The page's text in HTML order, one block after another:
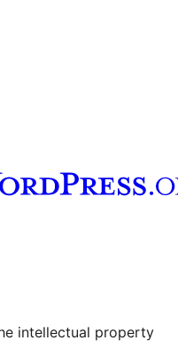
YouTube
account Tumblr
intellectual property